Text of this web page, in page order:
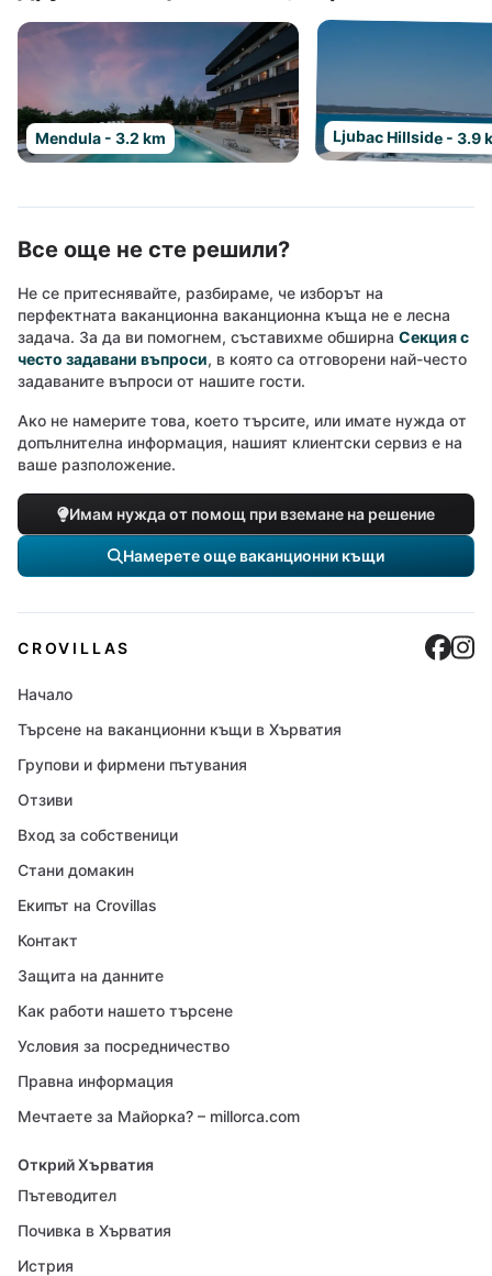
Mendula - 3.2 km Ljubac Hillside - 3.9
Все още не сте решили?
Не се притеснявайте, разбираме, че изборът на
перфектната ваканционна ваканционна къща не е лесна
задача. За да ви помогнем, съставихме обширна Секция с
често задавани въпроси, в която са отговорени най-често
задаваните въпроси от нашите гости.
Ако не намерите това, което търсите, или имате нужда от
допълнителна информация, нашият клиентски сервиз е на
ваше разположение.
Имам нужда от помощ при вземане на решение
Намерете още ваканционни къщи
CROVILLAS
Начало
Търсене на ваканционни къщи в Хърватия
Групови и фирмени пътувания
Отзиви
Вход за собственици
Стани домакин
Екипът на Crovillas
Контакт
Защита на данните
Как работи нашето търсене
Условия за посредничество
Правна информация
Мечтаете за Майорка? – millorca.com
Открий Хърватия
Пътеводител
Почивка в Хърватия
Истрия